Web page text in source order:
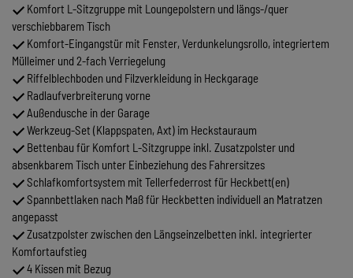
Komfort L-Sitzgruppe mit Loungepolstern und längs-/quer
verschiebbarem Tisch
Komfort-Eingangstür mit Fenster, Verdunkelungsrollo, integriertem
Mülleimer und 2-fach Verriegelung
Riffelblechboden und Filzverkleidung in Heckgarage
Radlaufverbreiterung vorne
Außendusche in der Garage
Werkzeug-Set (Klappspaten, Axt) im Heckstauraum
Bettenbau für Komfort L-Sitzgruppe inkl. Zusatzpolster und
absenkbarem Tisch unter Einbeziehung des Fahrersitzes
Schlafkomfortsystem mit Tellerfederrost für Heckbett(en)
Spannbettlaken nach Maß für Heckbetten individuell an Matratzen
angepasst
Zusatzpolster zwischen den Längseinzelbetten inkl. integrierter
Komfortaufstieg
4 Kissen mit Bezug